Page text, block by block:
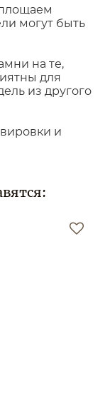
могут быть
на те,
для
из другого
и